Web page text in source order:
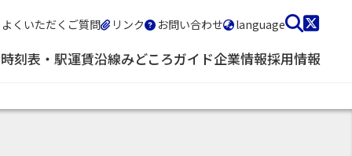
よくいただくご質問 リンク お問い合わせ language
刻表・駅運賃沿線みどころガイド企業情報採用情報